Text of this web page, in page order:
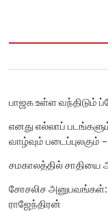
பாஜக உள்ள வந்திடும்
எனது எல்லாப்
வாழ்வும் படைப்புலகும்
சமகாலத்தில் சாதியை
சோசலிச அனுபவங்கள்:
ராஜேந்திரன்